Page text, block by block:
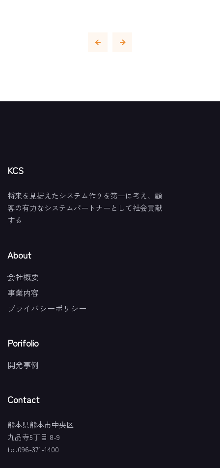
KCS
将来を見据えたシステム作りを第一に考え、顧
客の有力なシステムパートナーとして社会貢献
する
About
会社概要
事業内容
プライバシーポリシー
Porifolio
開発事例
Contact
熊本県熊本市中央区
九品寺5丁目 8-9
tel.096-371-1400